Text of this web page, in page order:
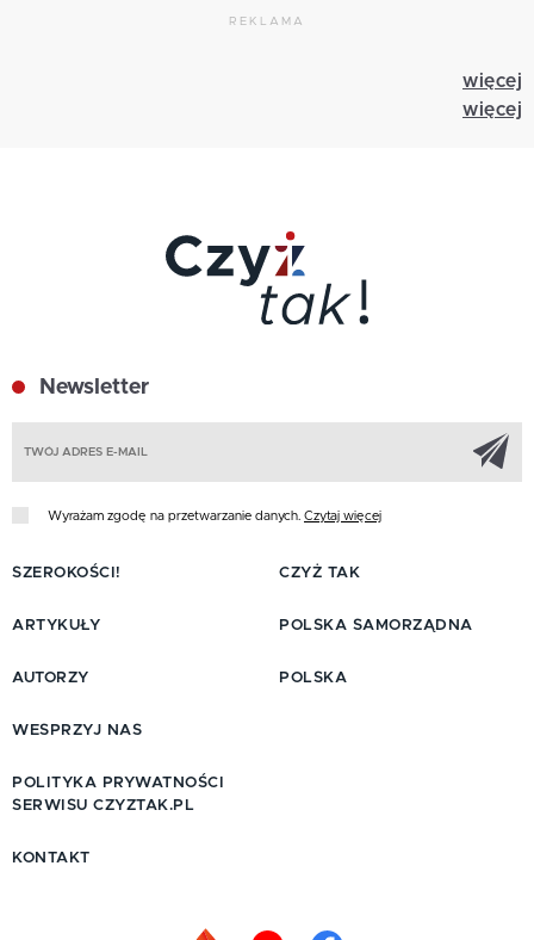
REKLAMA
więcej
więcej
Newsletter
Wyrażam zgodę na przetwarzanie danych. Czytaj więcej
SZEROKOŚCI!
ARTYKUŁY
AUTORZY
CZYŻ TAK
POLSKA SAMORZĄDNA
POLSKA
WESPRZYJ NAS
POLITYKA PRYWATNOŚCI
SERWISU CZYZTAK.PL
KONTAKT